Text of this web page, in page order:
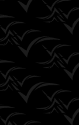
Santana
Saturn
Scania
Scion
Seat